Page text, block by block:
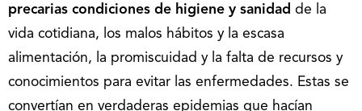
precarias condiciones de higiene y sanidad de la
vida cotidiana, los malos hábitos y la escasa
alimentación, la promiscuidad y la falta de recursos y
conocimientos para evitar las enfermedades. Estas se
convertían en verdaderas epidemias que hacían